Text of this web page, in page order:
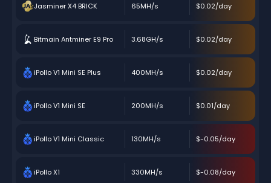
Jasminer X4 BRICK 65MH/s $0.02/day
Bitmain Antminer E9 Pro 3.68GH/s $0.02/day
iPollo V1 Mini SE Plus 400MH/s $0.02/day
iPollo V1 Mini SE 200MH/s $0.01/day
iPollo V1 Mini Classic 130MH/s $-0.05/day
iPollo X1 330MH/s $-0.08/day